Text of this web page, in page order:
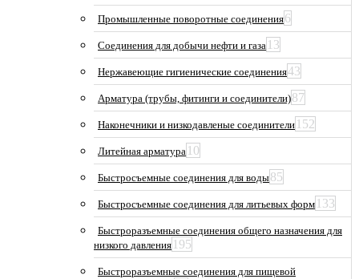
Промышленные поворотные соединения6
Соединения для добычи нефти и газа 13
Нержавеющие гигиенические соединения43
Арматура (трубы, фитинги и соединители)87
Наконечники и низкодавленые соединители 152
Литейная арматура 10
Быстросъемные соединения для воды85
Быстросъемные соединения для литьевых форм 133
Быстроразъемные соединения общего назначения для
низкого давления 195
Быстроразъемные соединения для пищевой